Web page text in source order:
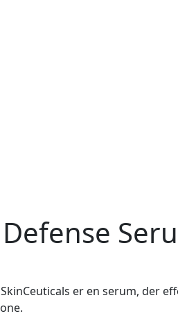
er en serum, der